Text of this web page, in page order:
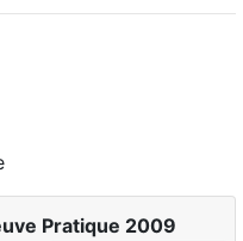
Pratique 2009